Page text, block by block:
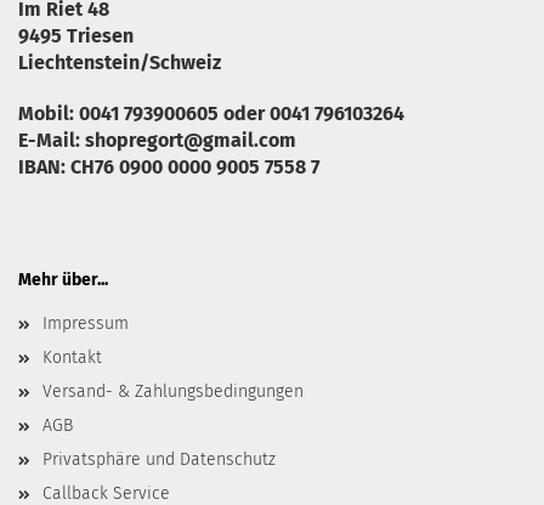
Im Riet 48
9495 Triesen
Liechtenstein/Schweiz
Mobil: 0041 793900605 oder 0041 796103264
E-Mail: shopregort@gmail.com
IBAN: CH76 0900 0000 9005 7558 7
Mehr über...
Impressum
Kontakt
Versand- & Zahlungsbedingungen
AGB
Privatsphäre und Datenschutz
Callback Service